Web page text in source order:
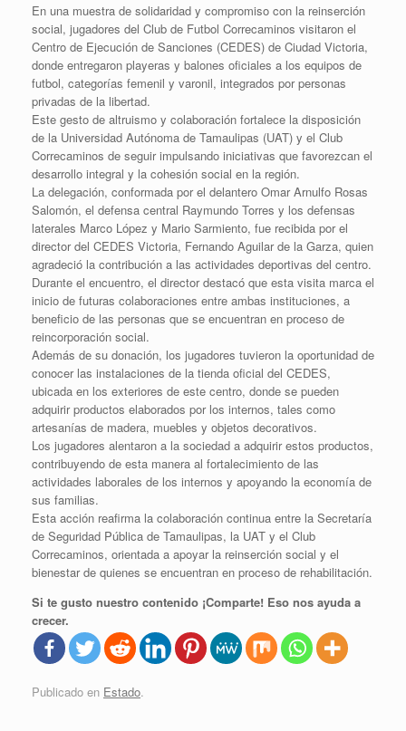
En una muestra de solidaridad y compromiso con la reinserción
social, jugadores del Club de Futbol Correcaminos visitaron el
Centro de Ejecución de Sanciones (CEDES) de Ciudad Victoria,
donde entregaron playeras y balones oficiales a los equipos de
futbol, categorías femenil y varonil, integrados por personas
privadas de la libertad.
Este gesto de altruismo y colaboración fortalece la disposición
de la Universidad Autónoma de Tamaulipas (UAT) y el Club
Correcaminos de seguir impulsando iniciativas que favorezcan el
desarrollo integral y la cohesión social en la región.
La delegación, conformada por el delantero Omar Arnulfo Rosas
Salomón, el defensa central Raymundo Torres y los defensas
laterales Marco López y Mario Sarmiento, fue recibida por el
director del CEDES Victoria, Fernando Aguilar de la Garza, quien
agradeció la contribución a las actividades deportivas del centro.
Durante el encuentro, el director destacó que esta visita marca el
inicio de futuras colaboraciones entre ambas instituciones, a
beneficio de las personas que se encuentran en proceso de
reincorporación social.
Además de su donación, los jugadores tuvieron la oportunidad de
conocer las instalaciones de la tienda oficial del CEDES,
ubicada en los exteriores de este centro, donde se pueden
adquirir productos elaborados por los internos, tales como
artesanías de madera, muebles y objetos decorativos.
Los jugadores alentaron a la sociedad a adquirir estos productos,
contribuyendo de esta manera al fortalecimiento de las
actividades laborales de los internos y apoyando la economía de
sus familias.
Esta acción reafirma la colaboración continua entre la Secretaría
de Seguridad Pública de Tamaulipas, la UAT y el Club
Correcaminos, orientada a apoyar la reinserción social y el
bienestar de quienes se encuentran en proceso de rehabilitación.
Si te gusto nuestro contenido ¡Comparte! Eso nos ayuda a
crecer.
Publicado en Estado.